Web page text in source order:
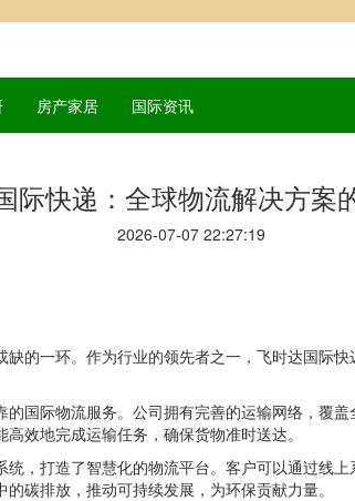
房产家居 国际资讯
际快递：全球物流解决方案
2026-07-07 22:27:19
的一环。作为行业的领先者之一，飞时达国际
国际物流服务。公司拥有完善的运输网络，覆
效地完成运输任务，确保货物准时送达。
，打造了智慧化的物流平台。客户可以通过线
碳排放，推动可持续发展，为环保贡献力量。